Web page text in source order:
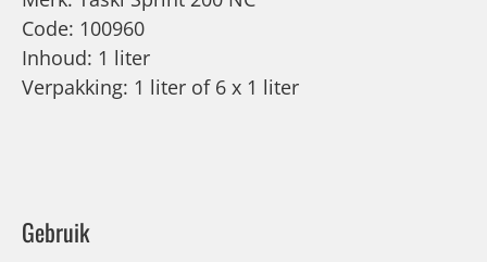
Code: 100960
Inhoud: 1 liter
Verpakking: 1 liter of 6 x 1 liter
Gebruik